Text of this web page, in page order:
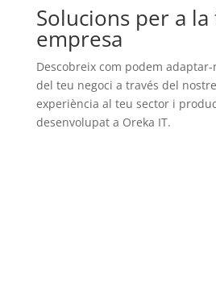
Solucions per a la
empresa
Descobreix com podem
del teu negoci a través del
experiència al teu sector i
desenvolupat a Oreka IT.